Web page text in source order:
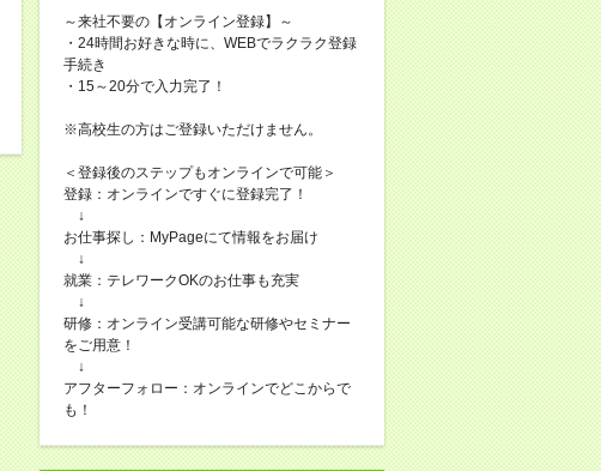
～来社不要の【オンライン登録】～
・24時間お好きな時に、WEBでラクラク登録
手続き
・15～20分で入力完了！
※高校生の方はご登録いただけません。
＜登録後のステップもオンラインで可能＞
登録：オンラインですぐに登録完了！
↓
お仕事探し：MyPageにて情報をお届け
↓
就業：テレワークOKのお仕事も充実
↓
研修：オンライン受講可能な研修やセミナー
をご用意！
↓
アフターフォロー：オンラインでどこからで
も！